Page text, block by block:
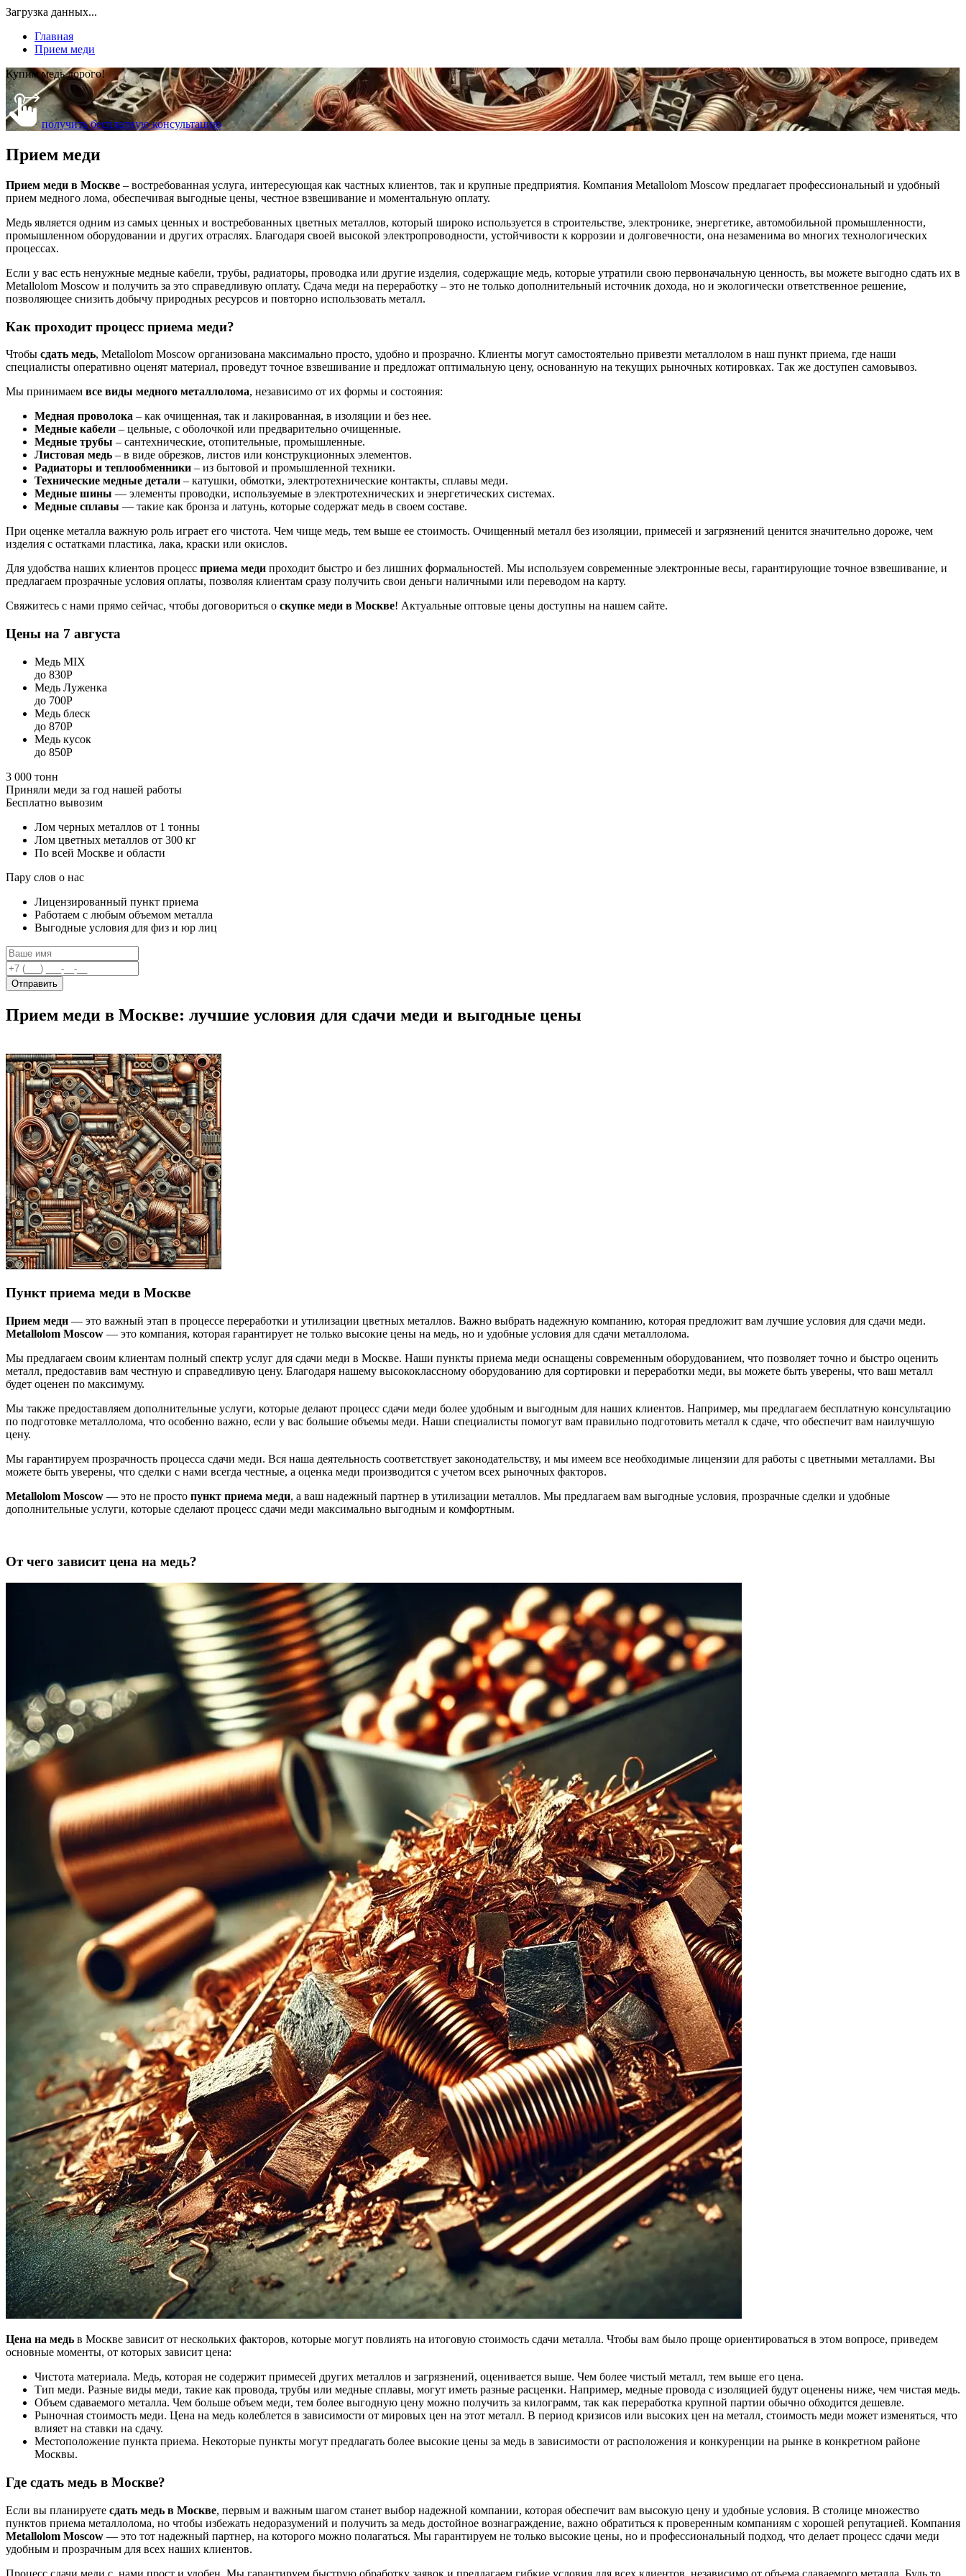
Загрузка данных...
Главная
Прием меди
Купим медь дорого!
получить бесплатную консультацию
Прием меди
Прием меди в Москве – востребованная услуга, интересующая как частных клиентов, так и крупные предприятия. Компания Metallolom Moscow предлагает профессиональный и удобный
прием медного лома, обеспечивая выгодные цены, честное взвешивание и моментальную оплату.
Медь является одним из самых ценных и востребованных цветных металлов, который широко используется в строительстве, электронике, энергетике, автомобильной промышленности,
промышленном оборудовании и других отраслях. Благодаря своей высокой электропроводности, устойчивости к коррозии и долговечности, она незаменима во многих технологических
процессах.
Если у вас есть ненужные медные кабели, трубы, радиаторы, проводка или другие изделия, содержащие медь, которые утратили свою первоначальную ценность, вы можете выгодно сдать их в
Metallolom Moscow и получить за это справедливую оплату. Сдача меди на переработку – это не только дополнительный источник дохода, но и экологически ответственное решение,
позволяющее снизить добычу природных ресурсов и повторно использовать металл.
Как проходит процесс приема меди?
Чтобы сдать медь, Metallolom Moscow организована максимально просто, удобно и прозрачно. Клиенты могут самостоятельно привезти металлолом в наш пункт приема, где наши
специалисты оперативно оценят материал, проведут точное взвешивание и предложат оптимальную цену, основанную на текущих рыночных котировках. Так же доступен самовывоз.
Мы принимаем все виды медного металлолома, независимо от их формы и состояния:
Медная проволока – как очищенная, так и лакированная, в изоляции и без нее.
Медные кабели – цельные, с оболочкой или предварительно очищенные.
Медные трубы – сантехнические, отопительные, промышленные.
Листовая медь – в виде обрезков, листов или конструкционных элементов.
Радиаторы и теплообменники – из бытовой и промышленной техники.
Технические медные детали – катушки, обмотки, электротехнические контакты, сплавы меди.
Медные шины — элементы проводки, используемые в электротехнических и энергетических системах.
Медные сплавы — такие как бронза и латунь, которые содержат медь в своем составе.
При оценке металла важную роль играет его чистота. Чем чище медь, тем выше ее стоимость. Очищенный металл без изоляции, примесей и загрязнений ценится значительно дороже, чем
изделия с остатками пластика, лака, краски или окислов.
Для удобства наших клиентов процесс приема меди проходит быстро и без лишних формальностей. Мы используем современные электронные весы, гарантирующие точное взвешивание, и
предлагаем прозрачные условия оплаты, позволяя клиентам сразу получить свои деньги наличными или переводом на карту.
Свяжитесь с нами прямо сейчас, чтобы договориться о скупке меди в Москве! Актуальные оптовые цены доступны на нашем сайте.
Цены на 7 августа
Медь MIX
до 830Р
Медь Луженка
до 700Р
Медь блеск
до 870Р
Медь кусок
до 850Р
3 000 тонн
Приняли меди за год нашей работы
Бесплатно вывозим
Лом черных металлов от 1 тонны
Лом цветных металлов от 300 кг
По всей Москве и области
Пару слов о нас
Лицензированный пункт приема
Работаем с любым объемом металла
Выгодные условия для физ и юр лиц
Отправить
Прием меди в Москве: лучшие условия для сдачи меди и выгодные цены
Пункт приема меди в Москве
Прием меди — это важный этап в процессе переработки и утилизации цветных металлов. Важно выбрать надежную компанию, которая предложит вам лучшие условия для сдачи меди.
Metallolom Moscow — это компания, которая гарантирует не только высокие цены на медь, но и удобные условия для сдачи металлолома.
Мы предлагаем своим клиентам полный спектр услуг для сдачи меди в Москве. Наши пункты приема меди оснащены современным оборудованием, что позволяет точно и быстро оценить
металл, предоставив вам честную и справедливую цену. Благодаря нашему высококлассному оборудованию для сортировки и переработки меди, вы можете быть уверены, что ваш металл
будет оценен по максимуму.
Мы также предоставляем дополнительные услуги, которые делают процесс сдачи меди более удобным и выгодным для наших клиентов. Например, мы предлагаем бесплатную консультацию
по подготовке металлолома, что особенно важно, если у вас большие объемы меди. Наши специалисты помогут вам правильно подготовить металл к сдаче, что обеспечит вам наилучшую
цену.
Мы гарантируем прозрачность процесса сдачи меди. Вся наша деятельность соответствует законодательству, и мы имеем все необходимые лицензии для работы с цветными металлами. Вы
можете быть уверены, что сделки с нами всегда честные, а оценка меди производится с учетом всех рыночных факторов.
Metallolom Moscow — это не просто пункт приема меди, а ваш надежный партнер в утилизации металлов. Мы предлагаем вам выгодные условия, прозрачные сделки и удобные
дополнительные услуги, которые сделают процесс сдачи меди максимально выгодным и комфортным.
От чего зависит цена на медь?
Цена на медь в Москве зависит от нескольких факторов, которые могут повлиять на итоговую стоимость сдачи металла. Чтобы вам было проще ориентироваться в этом вопросе, приведем
основные моменты, от которых зависит цена:
Чистота материала. Медь, которая не содержит примесей других металлов и загрязнений, оценивается выше. Чем более чистый металл, тем выше его цена.
Тип меди. Разные виды меди, такие как провода, трубы или медные сплавы, могут иметь разные расценки. Например, медные провода с изоляцией будут оценены ниже, чем чистая медь.
Объем сдаваемого металла. Чем больше объем меди, тем более выгодную цену можно получить за килограмм, так как переработка крупной партии обычно обходится дешевле.
Рыночная стоимость меди. Цена на медь колеблется в зависимости от мировых цен на этот металл. В период кризисов или высоких цен на металл, стоимость меди может изменяться, что
влияет на ставки на сдачу.
Местоположение пункта приема. Некоторые пункты могут предлагать более высокие цены за медь в зависимости от расположения и конкуренции на рынке в конкретном районе
Москвы.
Где сдать медь в Москве?
Если вы планируете сдать медь в Москве, первым и важным шагом станет выбор надежной компании, которая обеспечит вам высокую цену и удобные условия. В столице множество
пунктов приема металлолома, но чтобы избежать недоразумений и получить за медь достойное вознаграждение, важно обратиться к проверенным компаниям с хорошей репутацией. Компания
Metallolom Moscow — это тот надежный партнер, на которого можно полагаться. Мы гарантируем не только высокие цены, но и профессиональный подход, что делает процесс сдачи меди
удобным и прозрачным для всех наших клиентов.
Процесс сдачи меди с нами прост и удобен. Мы гарантируем быструю обработку заявок и предлагаем гибкие условия для всех клиентов, независимо от объема сдаваемого металла. Будь то